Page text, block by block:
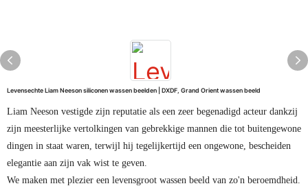
Levensechte Liam Neeson siliconen wassen beelden | DXDF, Grand Orient wassen beeld
Liam Neeson vestigde zijn reputatie als een zeer begenadigd acteur dankzij
zijn meesterlijke vertolkingen van gebrekkige mannen die tot buitengewone
dingen in staat waren, terwijl hij tegelijkertijd een ongewone, bescheiden
elegantie aan zijn vak wist te geven.
We maken met plezier een levensgroot wassen beeld van zo'n beroemdheid.